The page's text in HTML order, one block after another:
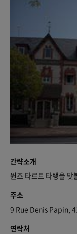
간략소개
원조 타르트 타탱을 맛
주소
9 Rue Denis Papin,
연락처